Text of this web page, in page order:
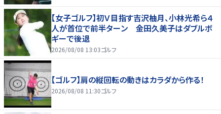
【女子ゴルフ】初Ｖ目指す吉沢柚月、小林光希ら４
人が首位で前半ターン 金田久美子はダブルボ
ギーで後退
2026/08/08 13:03ゴルフ
【ゴルフ】肩の縦回転の動きはカラダから作る！
2026/08/08 11:30ゴルフ